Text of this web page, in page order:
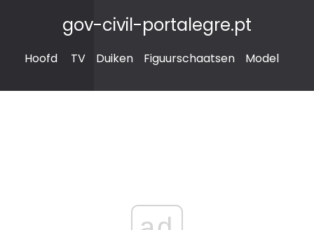
gov-civil-portalegre.pt
Hoofd TV Duiken Figuurschaatsen Model